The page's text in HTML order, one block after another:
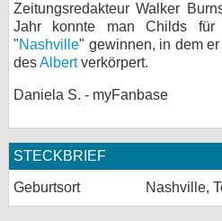
Zeitungsredakteur Walker
Jahr konnte man Childs für
"Nashville" gewinnen, in dem
desAlbertverkörpert.
Daniela S. - myFanbase
STECKBRIEF
Geburtsort Nashville,